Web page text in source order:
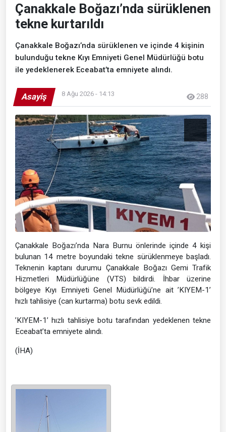
Çanakkale Boğazı’nda sürüklenen
tekne kurtarıldı
Çanakkale Boğazı’nda sürüklenen ve içinde 4 kişinin
bulunduğu tekne Kıyı Emniyeti Genel Müdürlüğü botu
ile yedeklenerek Eceabat’ta emniyete alındı.
Asayiş 8 Ağu 2026 - 14:13 288
Çanakkale Boğazı’nda Nara Burnu önlerinde içinde 4 kişi
bulunan 14 metre boyundaki tekne sürüklenmeye başladı.
Teknenin kaptanı durumu Çanakkale Boğazı Gemi Trafik
Hizmetleri Müdürlüğüne (VTS) bildirdi. İhbar üzerine
bölgeye Kıyı Emniyeti Genel Müdürlüğü’ne ait ’KIYEM-1’
hızlı tahlisiye (can kurtarma) botu sevk edildi.
’KIYEM-1’ hızlı tahlisiye botu tarafından yedeklenen tekne
Eceabat’ta emniyete alındı.
(İHA)